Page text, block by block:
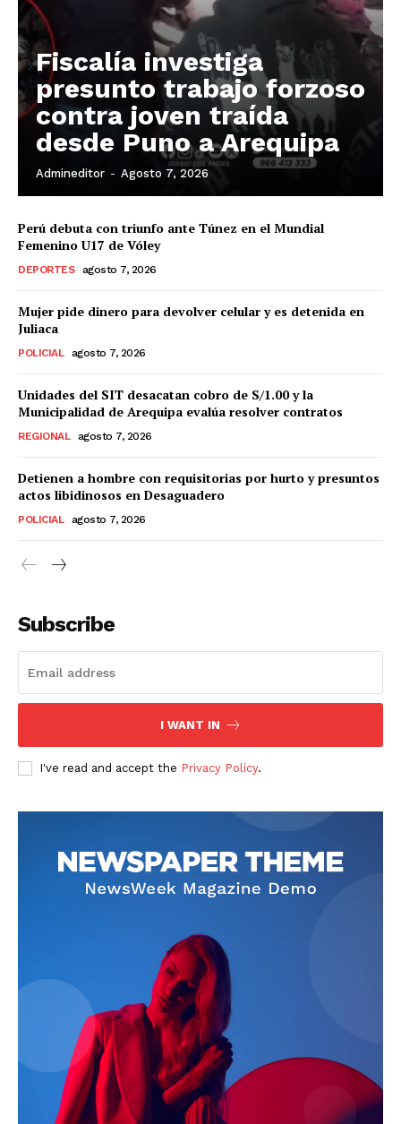
Diario los Andes
Contacto
Fiscalía investiga
presunto trabajo forzoso
contra joven traída
desde Puno a Arequipa
Admineditor - Agosto 7, 2026
Perú debuta con triunfo ante Túnez en el Mundial
Femenino U17 de Vóley
DEPORTES agosto 7, 2026
Mujer pide dinero para devolver celular y es detenida en
Juliaca
POLICIAL agosto 7, 2026
Unidades del SIT desacatan cobro de S/1.00 y la
Municipalidad de Arequipa evalúa resolver contratos
REGIONAL agosto 7, 2026
Detienen a hombre con requisitorias por hurto y presuntos
actos libidinosos en Desaguadero
POLICIAL agosto 7, 2026
Subscribe
I WANT IN
I've read and accept the Privacy Policy.